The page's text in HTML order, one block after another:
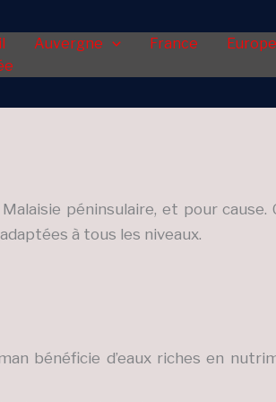
Auvergne France Europe
péninsulaire, et pour cause.
à tous les niveaux.
bénéficie d’eaux riches en